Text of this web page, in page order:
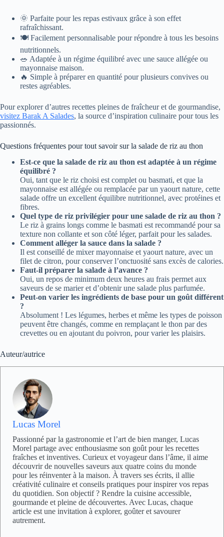
🌞 Parfaite pour les repas estivaux grâce à son effet
rafraîchissant.
🍽️ Facilement personnalisable pour répondre à tous les besoins
nutritionnels.
🥗 Adaptée à un régime équilibré avec une sauce allégée ou
mayonnaise maison.
🔥 Simple à préparer en quantité pour plusieurs convives ou
restes agréables.
Pour explorer d’autres recettes pleines de fraîcheur et de gourmandise,
visitez Barak A Salades, la source d’inspiration culinaire pour tous les
passionnés.
Questions fréquentes pour tout savoir sur la salade de riz au thon
Est-ce que la salade de riz au thon est adaptée à un régime
équilibré ?
Oui, tant que le riz choisi est complet ou basmati, et que la
mayonnaise est allégée ou remplacée par un yaourt nature, cette
salade offre un excellent équilibre nutritionnel, avec protéines et
fibres.
Quel type de riz privilégier pour une salade de riz au thon ?
Le riz à grains longs comme le basmati est recommandé pour sa
texture non collante et son côté léger, parfait pour les salades.
Comment alléger la sauce dans la salade ?
Il est conseillé de mixer mayonnaise et yaourt nature, avec un
filet de citron, pour conserver l’onctuosité sans excès de calories.
Faut-il préparer la salade à l’avance ?
Oui, un repos de minimum deux heures au frais permet aux
saveurs de se marier et d’obtenir une salade plus parfumée.
Peut-on varier les ingrédients de base pour un goût différent
?
Absolument ! Les légumes, herbes et même les types de poisson
peuvent être changés, comme en remplaçant le thon par des
crevettes ou en ajoutant du poivron, pour varier les plaisirs.
Auteur/autrice
Lucas Morel
Passionné par la gastronomie et l’art de bien manger, Lucas
Morel partage avec enthousiasme son goût pour les recettes
fraîches et inventives. Curieux et voyageur dans l’âme, il aime
découvrir de nouvelles saveurs aux quatre coins du monde
pour les réinventer à la maison. À travers ses écrits, il allie
créativité culinaire et conseils pratiques pour inspirer vos repas
du quotidien. Son objectif ? Rendre la cuisine accessible,
gourmande et pleine de découvertes. Avec Lucas, chaque
article est une invitation à explorer, goûter et savourer
autrement.